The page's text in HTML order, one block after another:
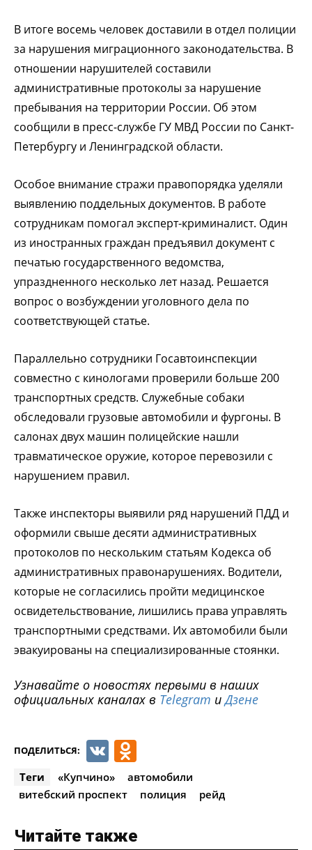
В итоге восемь человек доставили в отдел полиции
за нарушения миграционного законодательства. В
отношении нарушителей составили
административные протоколы за нарушение
пребывания на территории России. Об этом
сообщили в пресс-службе ГУ МВД России по Санкт-
Петербургу и Ленинградской области.
Особое внимание стражи правопорядка уделяли
выявлению поддельных документов. В работе
сотрудникам помогал эксперт-криминалист. Один
из иностранных граждан предъявил документ с
печатью государственного ведомства,
упраздненного несколько лет назад. Решается
вопрос о возбуждении уголовного дела по
соответствующей статье.
Параллельно сотрудники Госавтоинспекции
совместно с кинологами проверили больше 200
транспортных средств. Служебные собаки
обследовали грузовые автомобили и фургоны. В
салонах двух машин полицейские нашли
травматическое оружие, которое перевозили с
нарушением правил.
Также инспекторы выявили ряд нарушений ПДД и
оформили свыше десяти административных
протоколов по нескольким статьям Кодекса об
административных правонарушениях. Водители,
которые не согласились пройти медицинское
освидетельствование, лишились права управлять
транспортными средствами. Их автомобили были
эвакуированы на специализированные стоянки.
Узнавайте о новостях первыми в наших
официальных каналах в Telegram иДзене
ПОДЕЛИТЬСЯ: VK
Теги «Купчино»
автомобили
витебский проспект
полиция рейд
Читайте также